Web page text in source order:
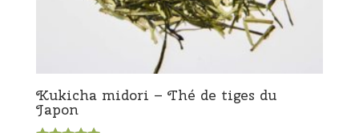
Kukicha midori – Thé de tiges du
Japon